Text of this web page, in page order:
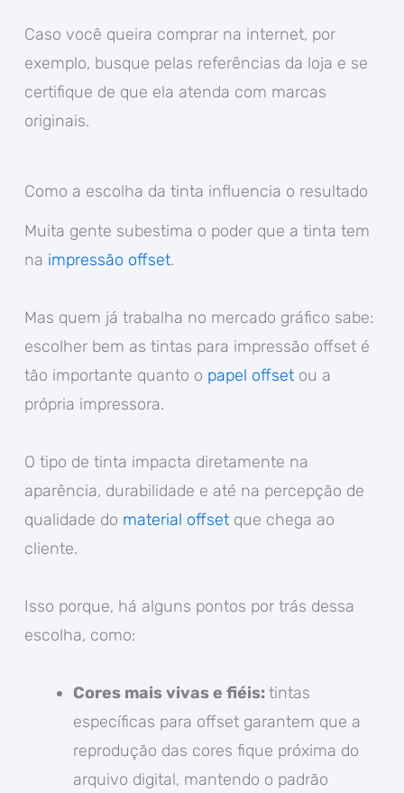
Caso você queira comprar na internet, por
exemplo, busque pelas referências da loja e se
certifique de que ela atenda com marcas
originais.
Como a escolha da tinta influencia o resultado
Muita gente subestima o poder que a tinta tem
na impressão offset.
Mas quem já trabalha no mercado gráfico sabe:
escolher bem as tintas para impressão offset é
tão importante quanto o papel offsetou a
própria impressora.
O tipo de tinta impacta diretamente na
aparência, durabilidade e até na percepção de
qualidade do material offsetque chega ao
cliente.
Isso porque, há alguns pontos por trás dessa
escolha, como:
Cores mais vivas e fiéis:tintas
específicas para offset garantem que a
reprodução das cores fique próxima do
arquivo digital, mantendo o padrão